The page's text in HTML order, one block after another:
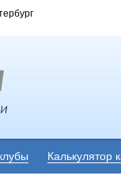
Калькулятор